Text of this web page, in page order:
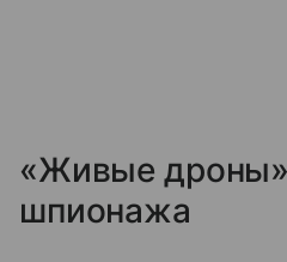
«Живые
шпионажа